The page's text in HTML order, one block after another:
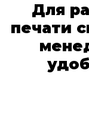
Для
печати